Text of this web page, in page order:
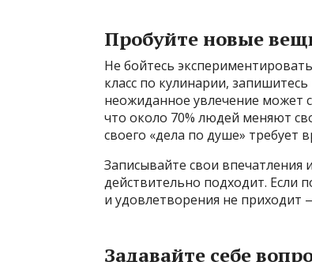
Пробуйте новые
Не бойтесь
класс по кулинарии,
неожиданное увлечение может
что около 70% людей меняют
своего «дела по душе» требует
Записывайте свои
действительно подходит. Если
и удовлетворения не приходит
Задавайте себе